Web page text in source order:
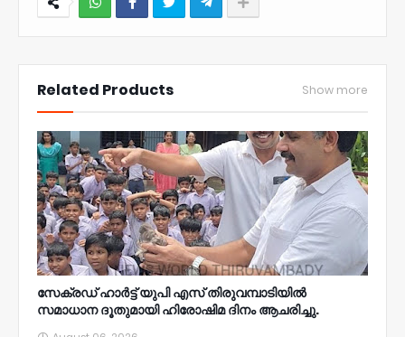
Related Products Show more
സേക്രഡ് ഹാർട്ട് യുപി എസ് തിരുവമ്പാടിയിൽ
സമാധാന ദൂതുമായി ഹിരോഷിമ ദിനം ആചരിച്ചു.